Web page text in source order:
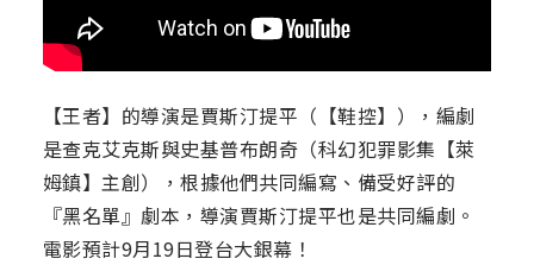
【王者】的導演是賈斯汀提平（【鞋控】），編劇
是查克艾克斯與史基普布朗奇（科幻犯罪影集【萊
姆鎮】主創），根據他們共同編寫、備受好評的
『黑名單』劇本，導演賈斯汀提平也是共同編劇。
電影預計9月19日登台大銀幕！